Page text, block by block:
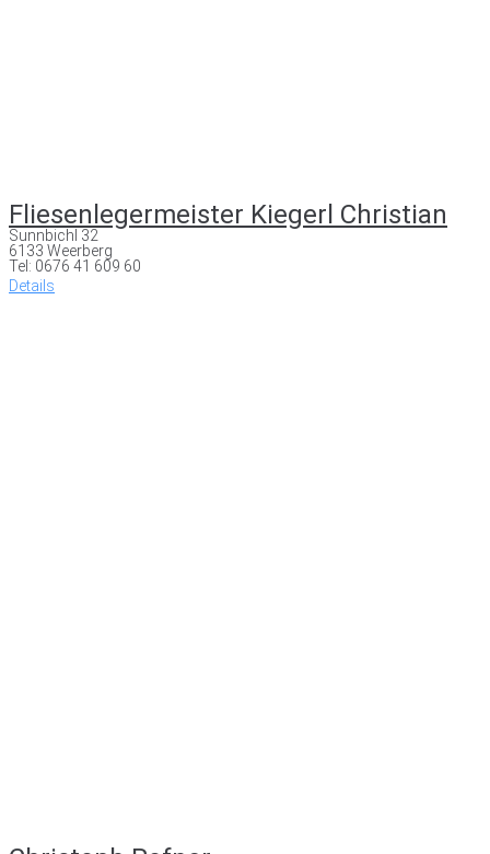
Fliesenlegermeister Kiegerl Christian
Sunnbichl 32
6133 Weerberg
Tel: 0676 41 609 60
Details